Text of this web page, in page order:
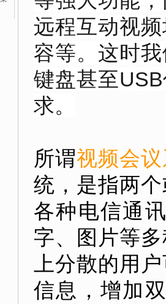
远程互动视
容等。这时
键盘甚至
求。
所谓视频会
统 ，是指两
各种电信通
字、图片等
上分散的用
信息，增加